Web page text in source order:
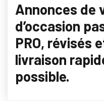
Annonces de
d’occasion
PRO, révisés
livraison
possible.